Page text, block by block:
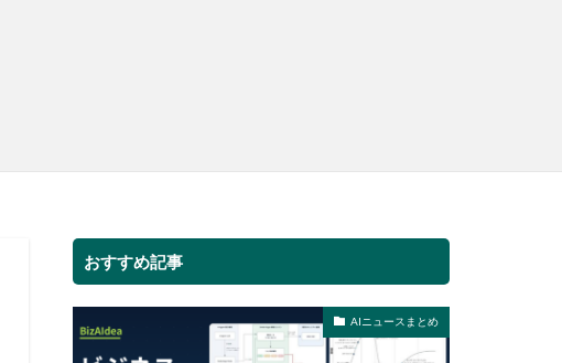
おすすめ記事
AIニュースまとめ